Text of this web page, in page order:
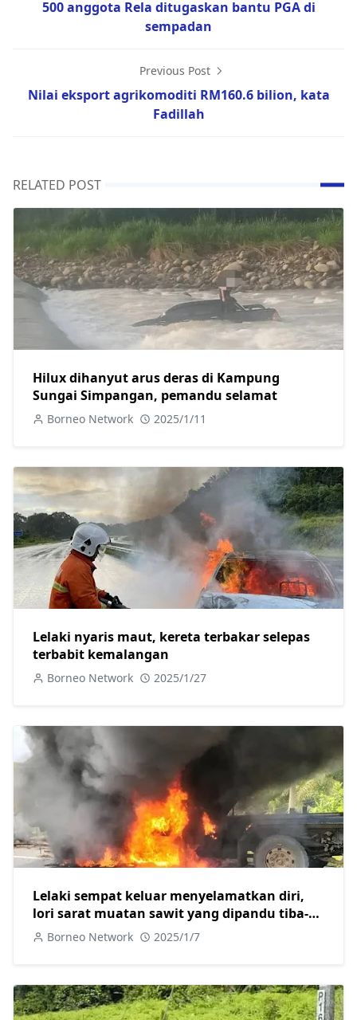
500 anggota Rela ditugaskan bantu PGA di
sempadan
Previous Post
Nilai eksport agrikomoditi RM160.6 bilion, kata
Fadillah
RELATED POST
Hilux dihanyut arus deras di Kampung
Sungai Simpangan, pemandu selamat
Borneo Network 2025/1/11
Lelaki nyaris maut, kereta terbakar selepas
terbabit kemalangan
Borneo Network 2025/1/27
Lelaki sempat keluar menyelamatkan diri,
lori sarat muatan sawit yang dipandu tiba-
tiba terbakar
Borneo Network 2025/1/7